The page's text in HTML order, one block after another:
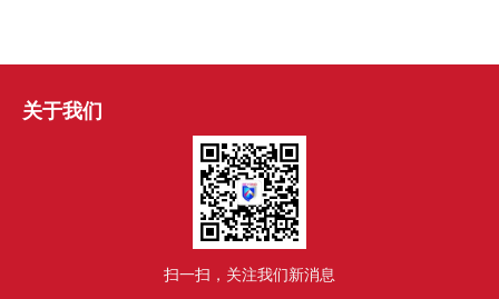
关于我们
扫一扫，关注我们新消息